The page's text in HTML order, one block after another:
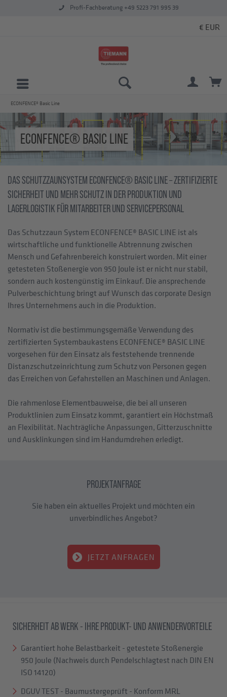
Profi-Fachberatung +49 5223 791 995 39
ECONFENCE® Basic Line
ECONFENCE® BASIC LINE
DAS SCHUTZZAUNSYSTEM ECONFENCE® BASIC LINE – ZERTIFIZIERTE
SICHERHEIT UND MEHR SCHUTZ IN DER PRODUKTION UND
LAGERLOGISTIK FÜR MITARBEITER UND SERVICEPERSONAL
Das Schutzzaun System ECONFENCE® BASIC LINE ist als
wirtschaftliche und funktionelle Abtrennung zwischen
Mensch und Gefahrenbereich konstruiert worden. Mit einer
getesteten Stoßenergie von 950 Joule ist er nicht nur stabil,
sondern auch kostengünstig im Einkauf. Die ansprechende
Pulverbeschichtung bringt auf Wunsch das corporate Design
Ihres Unternehmens auch in die Produktion.
Normativ ist die bestimmungsgemäße Verwendung des
zertifizierten Systembaukastens ECONFENCE® BASIC LINE
vorgesehen für den Einsatz als feststehende trennende
Distanzschutzeinrichtung zum Schutz von Personen gegen
das Erreichen von Gefahrstellen an Maschinen und Anlagen.
Die rahmenlose Elementbauweise, die bei all unseren
Produktlinien zum Einsatz kommt, garantiert ein Höchstmaß
an Flexibilität. Nachträgliche Anpassungen, Gitterzuschnitte
und Ausklinkungen sind im Handumdrehen erledigt.
PROJEKTANFRAGE
Sie haben ein aktuelles Projekt und möchten ein
unverbindliches Angebot?
JETZT ANFRAGEN
SICHERHEIT AB WERK - IHRE PRODUKT- UND ANWENDERVORTEILE
Garantiert hohe Belastbarkeit - getestete Stoßenergie
950 Joule (Nachweis durch Pendelschlagtest nach DIN EN
ISO 14120)
DGUV TEST - Baumustergeprüft - Konform MRL